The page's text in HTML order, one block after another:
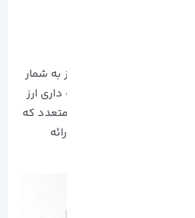
کیف پول های نگه داری ارز به شمار
به راحتی از آن برای نگه داری ارز
پولی می تواند از ارزهای متعدد که
و حفظ حریم خصوصی ارائه